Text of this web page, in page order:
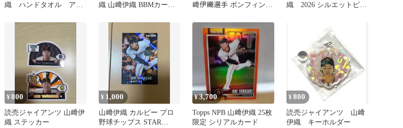
織 ハンドタオル アク
織 山﨑伊織 BBMカード
﨑伊織選手 ボンフィン
織 2026 シルエットピン
¥800
読売ジャイアンツ 山﨑伊
織 ステッカー
¥ 1,000
山﨑伊織 カルビー プロ
野球チップス STAR
¥3,700
Topps NPB 山﨑伊織 25枚
限定 シリアルカード
¥ 800
読売ジャイアンツ 山﨑
伊織 キーホルダー